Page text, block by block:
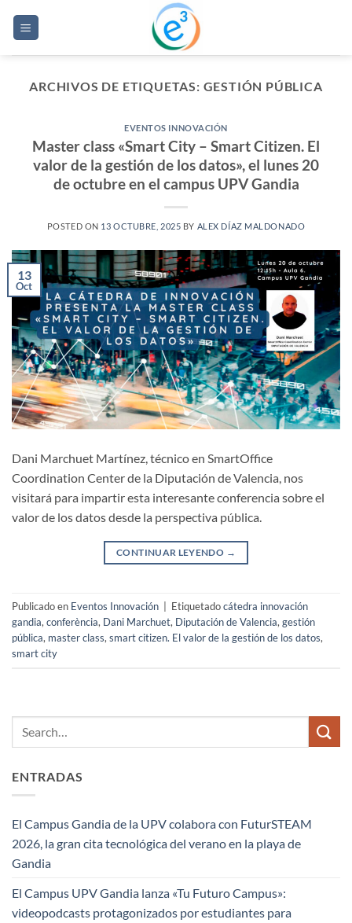
ARCHIVOS DE ETIQUETAS: GESTIÓN PÚBLICA
EVENTOS INNOVACIÓN
Master class «Smart City – Smart Citizen. El
valor de la gestión de los datos», el lunes 20
de octubre en el campus UPV Gandia
POSTED ON 13 OCTUBRE, 2025 BY ALEX DÍAZ MALDONADO
13
Oct
Dani Marchuet Martínez, técnico en SmartOffice
Coordination Center de la Diputación de Valencia, nos
visitará para impartir esta interesante conferencia sobre el
valor de los datos desde la perspectiva pública.
CONTINUAR LEYENDO →
Publicado en Eventos Innovación Etiquetadocátedra innovación
gandia, conferència, Dani Marchuet, Diputación de Valencia, gestión
pública, master class, smart citizen. El valor de la gestión de los datos,
smart city
ENTRADAS
El Campus Gandia de la UPV colabora con FuturSTEAM
2026, la gran cita tecnológica del verano en la playa de
Gandia
El Campus UPV Gandia lanza «Tu Futuro Campus»:
videopodcasts protagonizados por estudiantes para